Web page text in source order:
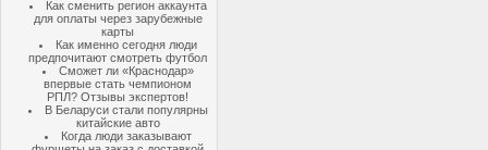
Как сменить регион аккаунта
для оплаты через зарубежные
карты
Как именно сегодня люди
предпочитают смотреть футбол
Сможет ли «Краснодар»
впервые стать чемпионом
РПЛ? Отзывы экспертов!
В Беларуси стали популярны
китайские авто
Когда люди заказывают